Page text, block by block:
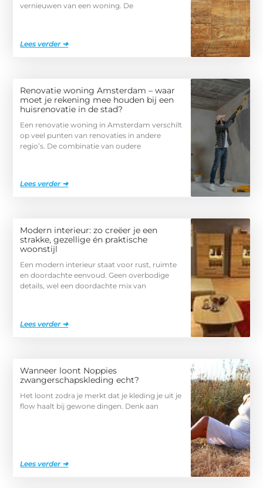
vernieuwen van een woning. De
Lees verder ➜
Renovatie woning Amsterdam – waar
moet je rekening mee houden bij een
huisrenovatie in de stad?
Een renovatie woning in Amsterdam verschilt
op veel punten van renovaties in andere
regio’s. De combinatie van oudere
Lees verder ➜
Modern interieur: zo creëer je een
strakke, gezellige én praktische
woonstijl
Een modern interieur staat voor rust, ruimte
en doordachte eenvoud. Geen overbodige
details, wel een doordachte mix van
Lees verder ➜
Wanneer loont Noppies
zwangerschapskleding echt?
Het loont zodra je merkt dat je kleding je uit je
flow haalt bij gewone dingen. Denk aan
Lees verder ➜